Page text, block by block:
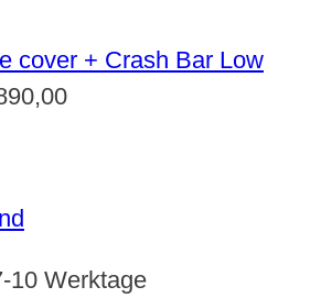
cover + Crash Bar Low
10 Werktage